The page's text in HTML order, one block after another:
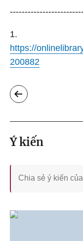
1.
https://
200882
Ý kiến